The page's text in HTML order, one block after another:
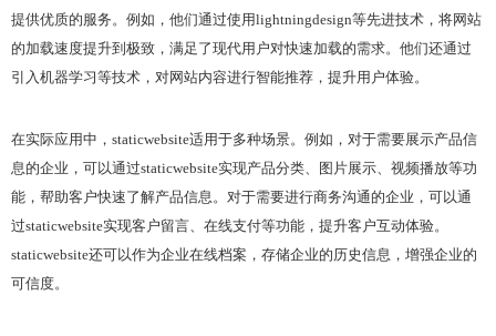
提供优质的服务。例如，他们通过使用lightningdesign等先进技术，将网站
的加载速度提升到极致，满足了现代用户对快速加载的需求。他们还通过
引入机器学习等技术，对网站内容进行智能推荐，提升用户体验。
在实际应用中，staticwebsite适用于多种场景。例如，对于需要展示产品信
息的企业，可以通过staticwebsite实现产品分类、图片展示、视频播放等功
能，帮助客户快速了解产品信息。对于需要进行商务沟通的企业，可以通
过staticwebsite实现客户留言、在线支付等功能，提升客户互动体验。
staticwebsite还可以作为企业在线档案，存储企业的历史信息，增强企业的
可信度。